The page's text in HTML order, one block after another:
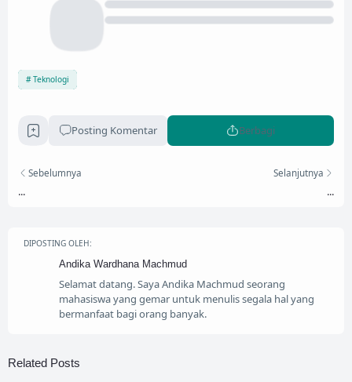
Teknologi
Posting Komentar Berbagi
Sebelumnya
...
Selanjutnya
...
DIPOSTING OLEH:
Andika Wardhana Machmud
Selamat datang. Saya Andika Machmud seorang
mahasiswa yang gemar untuk menulis segala hal yang
bermanfaat bagi orang banyak.
Related Posts